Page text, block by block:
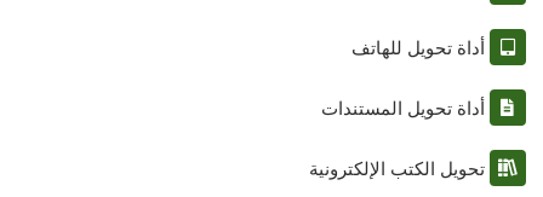
أداة تحويل للهاتف
أداة تحويل المستندات
تحويل الكتب الإلكترونية